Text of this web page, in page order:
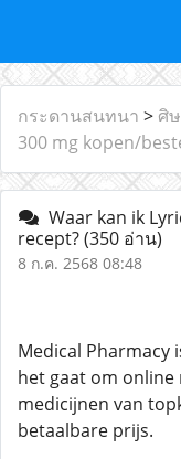
กระดานสนทนา > ศิ
300 mg kopen/
Waar kan ik
recept?(350 อ่าน)
8 ก.ค. 2568 08:48
Medical Pharmacy
het gaat om
medicijnen van
betaalbare prijs.